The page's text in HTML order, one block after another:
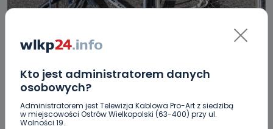
Kto jest administratorem danych
osobowych?
Administratorem jest Telewizja Kablowa Pro-Art z siedzibą
w miejscowości Ostrów Wielkopolski (63-400) przy ul.
Wolności 19.
HOT WIADOMOŚCI
Nastolatek potrącony przez pijanego
kierowcę